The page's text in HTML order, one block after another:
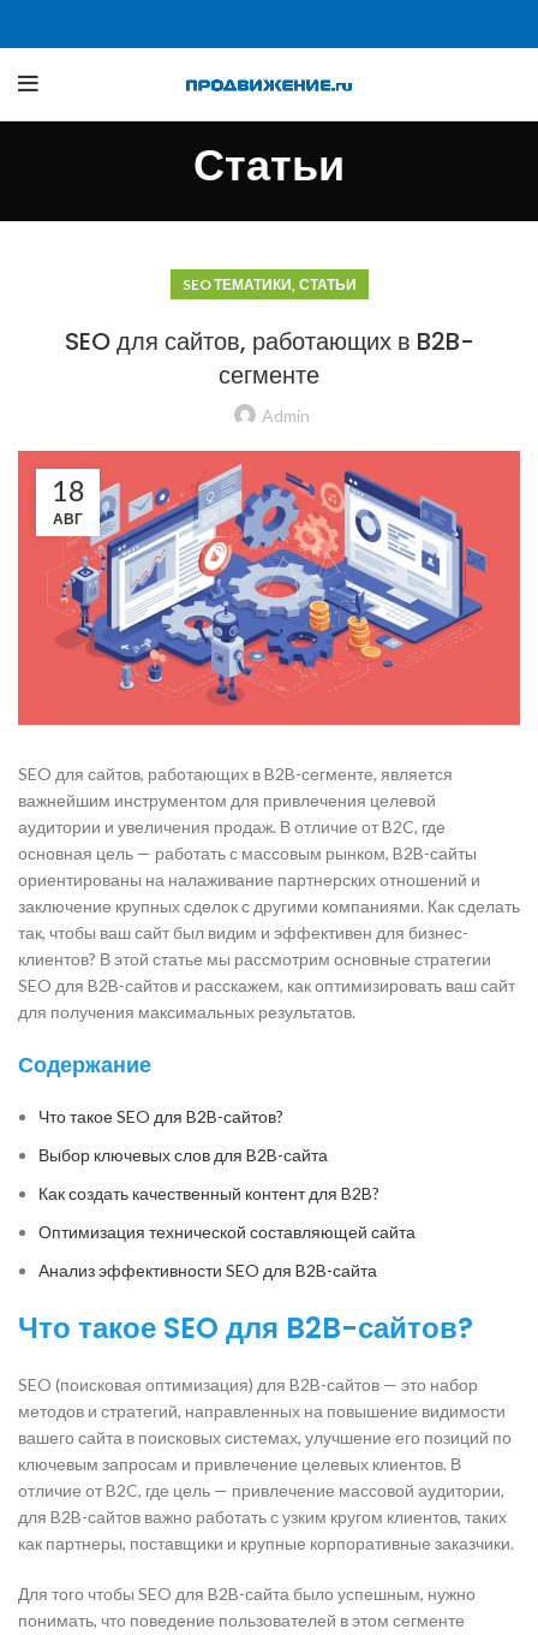
Статьи
SEO ТЕМАТИКИ, СТАТЬИ
SEO для сайтов, работающих в B2B-
сегменте
Admin
18
АВГ
SEO для сайтов, работающих в B2B-сегменте, является
важнейшим инструментом для привлечения целевой
аудитории и увеличения продаж. В отличие от B2C, где
основная цель — работать с массовым рынком, B2B-сайты
ориентированы на налаживание партнерских отношений и
заключение крупных сделок с другими компаниями. Как сделать
так, чтобы ваш сайт был видим и эффективен для бизнес-
клиентов? В этой статье мы рассмотрим основные стратегии
SEO для B2B-сайтов и расскажем, как оптимизировать ваш сайт
для получения максимальных результатов.
Содержание
Что такое SEO для B2B-сайтов?
Выбор ключевых слов для B2B-сайта
Как создать качественный контент для B2B?
Оптимизация технической составляющей сайта
Анализ эффективности SEO для B2B-сайта
Что такое SEO для B2B-сайтов?
SEO (поисковая оптимизация) для B2B-сайтов — это набор
методов и стратегий, направленных на повышение видимости
вашего сайта в поисковых системах, улучшение его позиций по
ключевым запросам и привлечение целевых клиентов. В
отличие от B2C, где цель — привлечение массовой аудитории,
для B2B-сайтов важно работать с узким кругом клиентов, таких
как партнеры, поставщики и крупные корпоративные заказчики.
Для того чтобы SEO для B2B-сайта было успешным, нужно
понимать, что поведение пользователей в этом сегменте